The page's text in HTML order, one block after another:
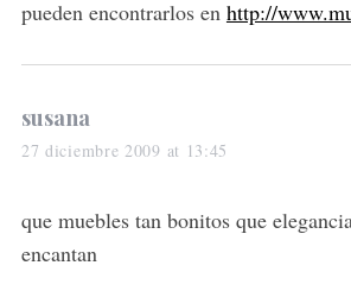
s
pueden encontrarlos en http://
s
a
s
:
susana
27 diciembre 2009 at 13:45
que muebles tan bonitos que
encantan